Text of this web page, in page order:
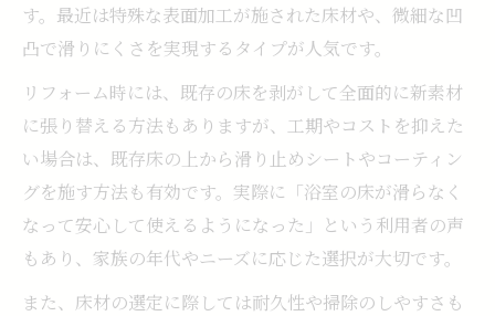
す。最近は特殊な表面加工が施された床材や、微細な凹
凸で滑りにくさを実現するタイプが人気です。
リフォーム時には、既存の床を剥がして全面的に新素材
に張り替える方法もありますが、工期やコストを抑えた
い場合は、既存床の上から滑り止めシートやコーティン
グを施す方法も有効です。実際に「浴室の床が滑らなく
なって安心して使えるようになった」という利用者の声
もあり、家族の年代やニーズに応じた選択が大切です。
また、床材の選定に際しては耐久性や掃除のしやすさも